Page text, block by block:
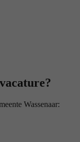
Wassenaar: